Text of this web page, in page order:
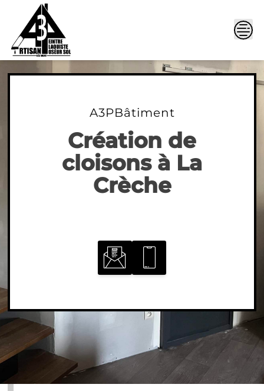
A3PBâtiment
Création de
cloisons à La
Crèche